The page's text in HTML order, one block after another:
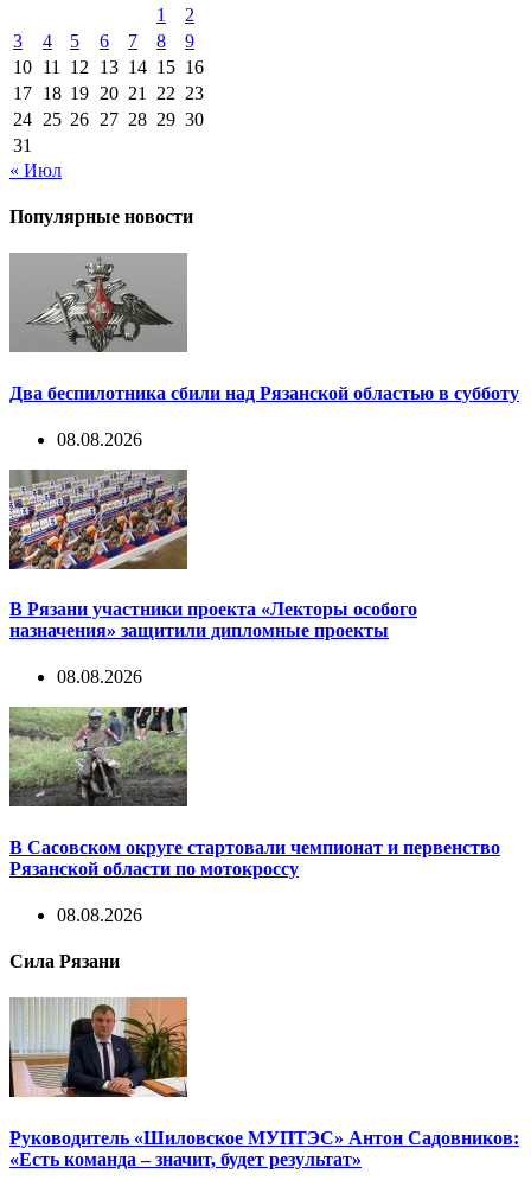
1
2
3
4 5 6 7 8
9
10 11 12 13 14 15 16
17 18 19 20 21 22 23
24 25 26 27 28 29 30
31
« Июл
Популярные новости
Два беспилотника сбили над Рязанской областью в субботу
08.08.2026
В Рязани участники проекта «Лекторы особого
назначения» защитили дипломные проекты
08.08.2026
В Сасовском округе стартовали чемпионат и первенство
Рязанской области по мотокроссу
08.08.2026
Сила Рязани
Руководитель «Шиловское МУПТЭС» Антон Садовников:
«Есть команда – значит, будет результат»